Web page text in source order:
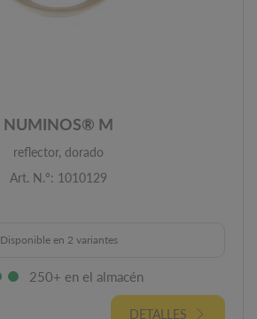
NUMINOS® M
reflector, dorado
Art. N.º: 1010129
Disponible en 2 variantes
250+ en el almacén
DETALLES